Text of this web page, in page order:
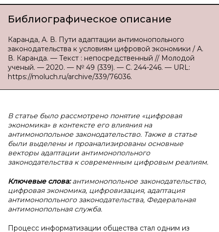
Библиографическое описание
Каранда, А. В. Пути адаптации антимонопольного
законодательства к условиям цифровой экономики / А.
В. Каранда. — Текст : непосредственный // Молодой
ученый. — 2020. — № 49 (339). — С. 244-246. — URL:
https://moluch.ru/archive/339/76036.
В статье было рассмотрено понятие «цифровая
экономика» в контексте его влияния на
антимонопольное законодательство. Также в статье
были выделены и проанализированы основные
векторы адаптации антимонопольного
законодательства к современным цифровым реалиям.
Ключевые слова:антимонопольное законодательство,
цифровая экономика, цифровизация, адаптация
антимонопольного законодательства, Федеральная
антимонопольная служба.
Процесс информатизации общества стал одним из